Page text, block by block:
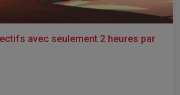
avec seulement 2 heures par